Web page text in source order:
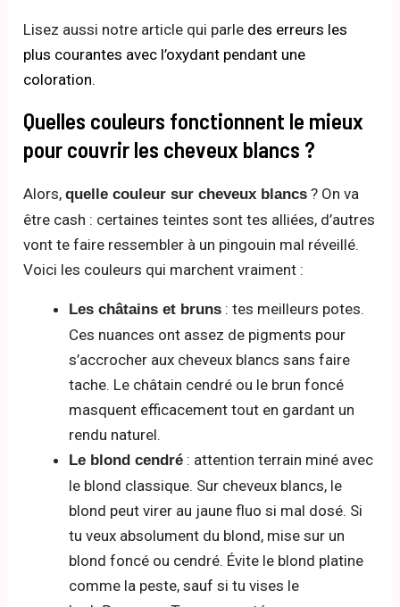
Lisez aussi notre article qui parle des erreurs les
plus courantes avec l’oxydant pendant une
coloration.
Quelles couleurs fonctionnent le mieux
pour couvrir les cheveux blancs ?
Alors,quelle couleur sur cheveux blancs ? On va
être cash : certaines teintes sont tes alliées, d’autres
vont te faire ressembler à un pingouin mal réveillé.
Voici les couleurs qui marchent vraiment :
Les châtains et bruns : tes meilleurs potes.
Ces nuances ont assez de pigments pour
s’accrocher aux cheveux blancs sans faire
tache. Le châtain cendré ou le brun foncé
masquent efficacement tout en gardant un
rendu naturel.
Le blond cendré : attention terrain miné avec
le blond classique. Sur cheveux blancs, le
blond peut virer au jaune fluo si mal dosé. Si
tu veux absolument du blond, mise sur un
blond foncé ou cendré. Évite le blond platine
comme la peste, sauf si tu vises le